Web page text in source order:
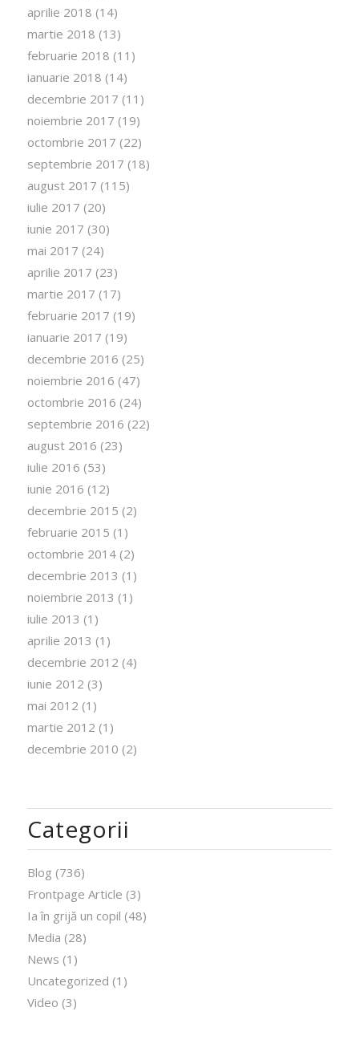
aprilie 2018 (14)
martie 2018 (13)
februarie 2018 (11)
ianuarie 2018 (14)
decembrie 2017 (11)
noiembrie 2017 (19)
octombrie 2017 (22)
septembrie 2017 (18)
august 2017 (115)
iulie 2017 (20)
iunie 2017 (30)
mai 2017 (24)
aprilie 2017 (23)
martie 2017 (17)
februarie 2017 (19)
ianuarie 2017 (19)
decembrie 2016 (25)
noiembrie 2016 (47)
octombrie 2016 (24)
septembrie 2016 (22)
august 2016 (23)
iulie 2016 (53)
iunie 2016 (12)
decembrie 2015 (2)
februarie 2015 (1)
octombrie 2014(2)
decembrie 2013 (1)
noiembrie 2013 (1)
iulie 2013 (1)
aprilie 2013 (1)
decembrie 2012 (4)
iunie 2012 (3)
mai 2012 (1)
martie 2012 (1)
decembrie 2010 (2)
Categorii
Blog (736)
Frontpage Article (3)
Ia în grijă un copil (48)
Media (28)
News (1)
Uncategorized (1)
Video (3)